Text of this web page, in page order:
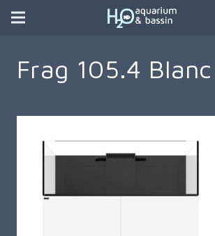
Frag 105.4 Blanc